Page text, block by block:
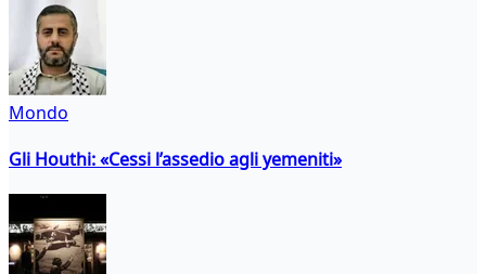
Mondo
Gli Houthi: «Cessi l’assedio agli yemeniti»